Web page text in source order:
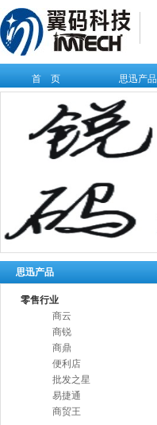
首 页 思迅产品
思迅产品
零售行业
商云
商锐
商鼎
便利店
批发之星
易捷通
商贸王